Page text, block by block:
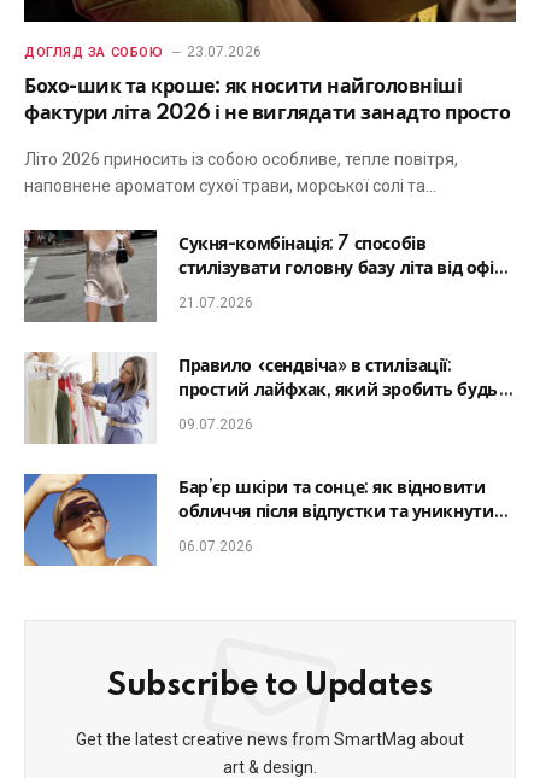
ДОГЛЯД ЗА СОБОЮ 23.07.2026
Бохо-шик та кроше: як носити найголовніші
фактури літа 2026 і не виглядати занадто просто
Літо 2026 приносить із собою особливе, тепле повітря,
наповнене ароматом сухої трави, морської солі та…
Сукня-комбінація: 7 способів
стилізувати головну базу літа від офісу
до романтичної вечері
21.07.2026
Правило «сендвіча» в стилізації:
простий лайфхак, який зробить будь-
який образ гармонійним
09.07.2026
Бар’єр шкіри та сонце: як відновити
обличчя після відпустки та уникнути
фотостаріння
06.07.2026
Subscribe to Updates
Get the latest creative news from SmartMag about
art & design.